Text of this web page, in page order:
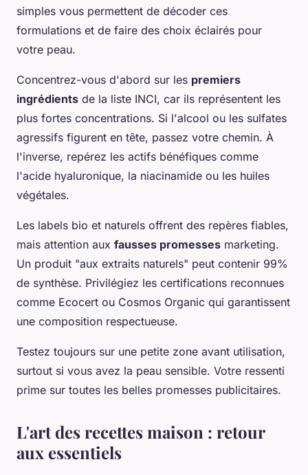
simples vous permettent de décoder ces
formulations et de faire des choix éclairés pour
votre peau.
Concentrez-vous d'abord sur les premiers
ingrédients de la liste INCI, car ils représentent les
plus fortes concentrations. Si l'alcool ou les sulfates
agressifs figurent en tête, passez votre chemin. À
l'inverse, repérez les actifs bénéfiques comme
l'acide hyaluronique, la niacinamide ou les huiles
végétales.
Les labels bio et naturels offrent des repères fiables,
mais attention aux fausses promesses marketing.
Un produit "aux extraits naturels" peut contenir 99%
de synthèse. Privilégiez les certifications reconnues
comme Ecocert ou Cosmos Organic qui garantissent
une composition respectueuse.
Testez toujours sur une petite zone avant utilisation,
surtout si vous avez la peau sensible. Votre ressenti
prime sur toutes les belles promesses publicitaires.
L'art des recettes maison : retour
aux essentiels